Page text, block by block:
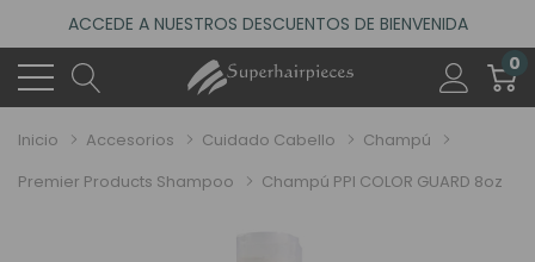
ACCEDE A NUESTROS DESCUENTOS DE BIENVENIDA
4.6
(485 reseñas)
VISITA NUESTRO NUEVO SALÓN EN MADRID
ACCEDE A NUESTROS DESCUENTOS DE BIENVENIDA
0
Inicio Accesorios Cuidado Cabello
Champú
Premier Products Shampoo
Champú PPI COLOR GUARD 8oz